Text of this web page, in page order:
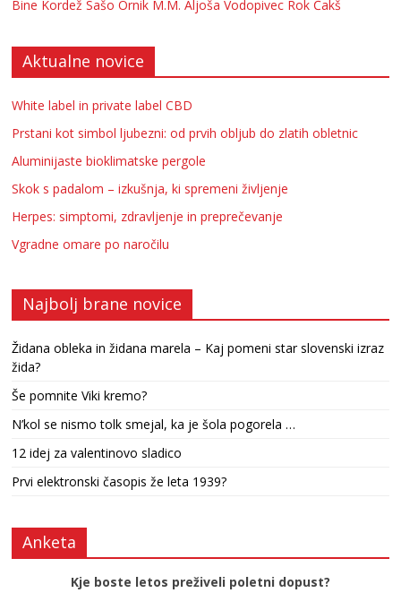
Bine Kordež Sašo Ornik M.M. Aljoša Vodopivec Rok Čakš
Aktualne novice
White label in private label CBD
Prstani kot simbol ljubezni: od prvih obljub do zlatih obletnic
Aluminijaste bioklimatske pergole
Skok s padalom – izkušnja, ki spremeni življenje
Herpes: simptomi, zdravljenje in preprečevanje
Vgradne omare po naročilu
Najbolj brane novice
Židana obleka in židana marela – Kaj pomeni star slovenski izraz
žida?
Še pomnite Viki kremo?
N’kol se nismo tolk smejal, ka je šola pogorela …
12 idej za valentinovo sladico
Prvi elektronski časopis že leta 1939?
Anketa
Kje boste letos preživeli poletni dopust?